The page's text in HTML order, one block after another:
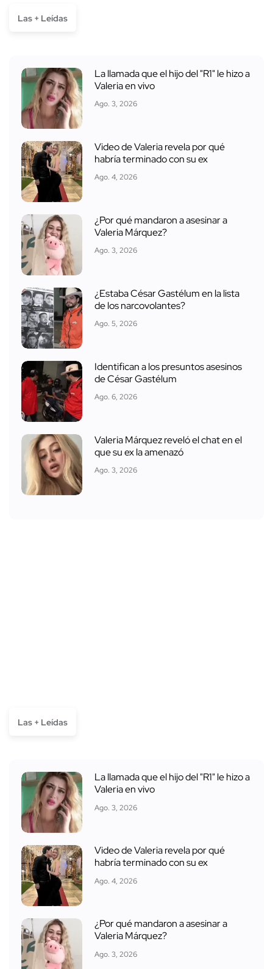
Las + Leídas
La llamada que el hijo del "R1" le hizo a
Valeria en vivo
Ago. 3, 2026
Video de Valeria revela por qué
habría terminado con su ex
Ago. 4, 2026
¿Por qué mandaron a asesinar a
Valeria Márquez?
Ago. 3, 2026
¿Estaba César Gastélum en la lista
de los narcovolantes?
Ago. 5, 2026
Identifican a los presuntos asesinos
de César Gastélum
Ago. 6, 2026
Valeria Márquez reveló el chat en el
que su ex la amenazó
Ago. 3, 2026
Las + Leídas
La llamada que el hijo del "R1" le hizo a
Valeria en vivo
Ago. 3, 2026
Video de Valeria revela por qué
habría terminado con su ex
Ago. 4, 2026
¿Por qué mandaron a asesinar a
Valeria Márquez?
Ago. 3, 2026